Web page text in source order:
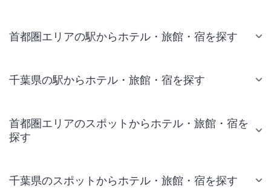
首都圏エリアの駅からホテル・旅館・宿を探す
千葉県の駅からホテル・旅館・宿を探す
首都圏エリアのスポットからホテル・旅館・宿を
探す
千葉県のスポットからホテル・旅館・宿を探す